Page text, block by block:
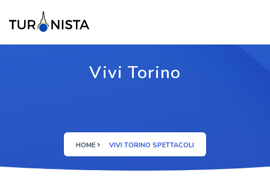
Vivi Torino
HOME VIVI TORINO SPETTACOLI